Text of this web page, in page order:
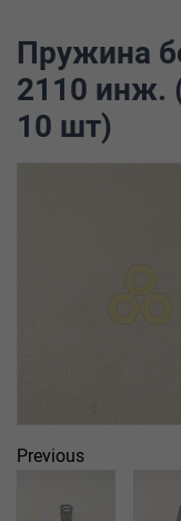
Пружина
2110 инж.
10 шт)
Previous